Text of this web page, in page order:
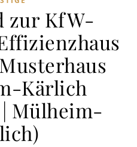
zur KfW-
Kärlich
Mülheim-